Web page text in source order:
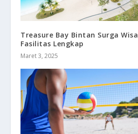
Treasure Bay Bintan Surga
Fasilitas Lengkap
Maret 3, 2025